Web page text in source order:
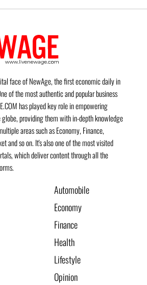
face of NewAge, the first economic daily in
of the most authentic and popular business
has played key role in empowering
globe, providing them with in-depth knowledge
areas such as Economy, Finance,
and so on. It's also one of the most visited
which deliver content through all the
Automobile
Economy
Finance
Health
Lifestyle
Opinion